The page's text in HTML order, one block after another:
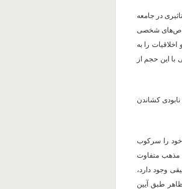
در جامعه
شخصی
را به
با این حجم از
کشاندن
خود را سرکوب
مذهب متفاوت
وجود دارد،
طبق آیین